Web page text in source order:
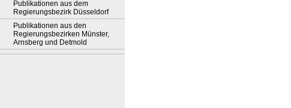
Publikationen aus dem
Regierungsbezirk Düsseldorf
Publikationen aus den
Regierungsbezirken Münster,
Arnsberg und Detmold